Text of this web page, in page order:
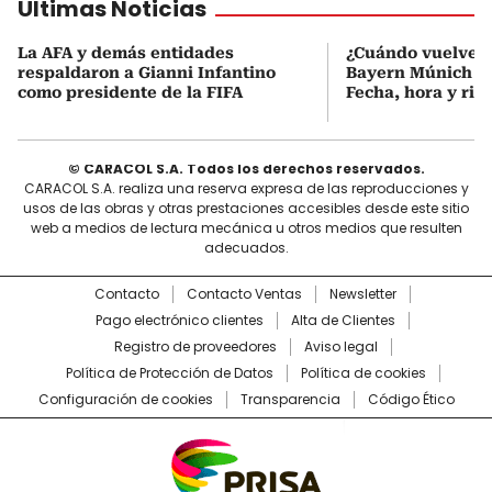
Últimas Noticias
La AFA y demás entidades
respaldaron a Gianni Infantino
como presidente de la FIFA
¿Cuándo vuelve
Bayern Múnich
Fecha, hora y
© CARACOL S.A. Todos los derechos reservados.
CARACOL S.A. realiza una reserva expresa de las reproducciones y
usos de las obras y otras prestaciones accesibles desde este sitio
web a medios de lectura mecánica u otros medios que resulten
adecuados.
Contacto Contacto Ventas
Newsletter
Pago electrónico clientes
Alta de Clientes
Registro de proveedores
Aviso legal
Política de Protección de Datos
Política de cookies
Configuración de cookies
Transparencia Código Ético